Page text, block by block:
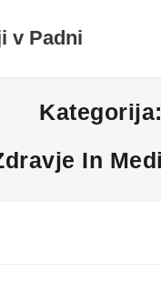
v Padni
Kategorija:
In